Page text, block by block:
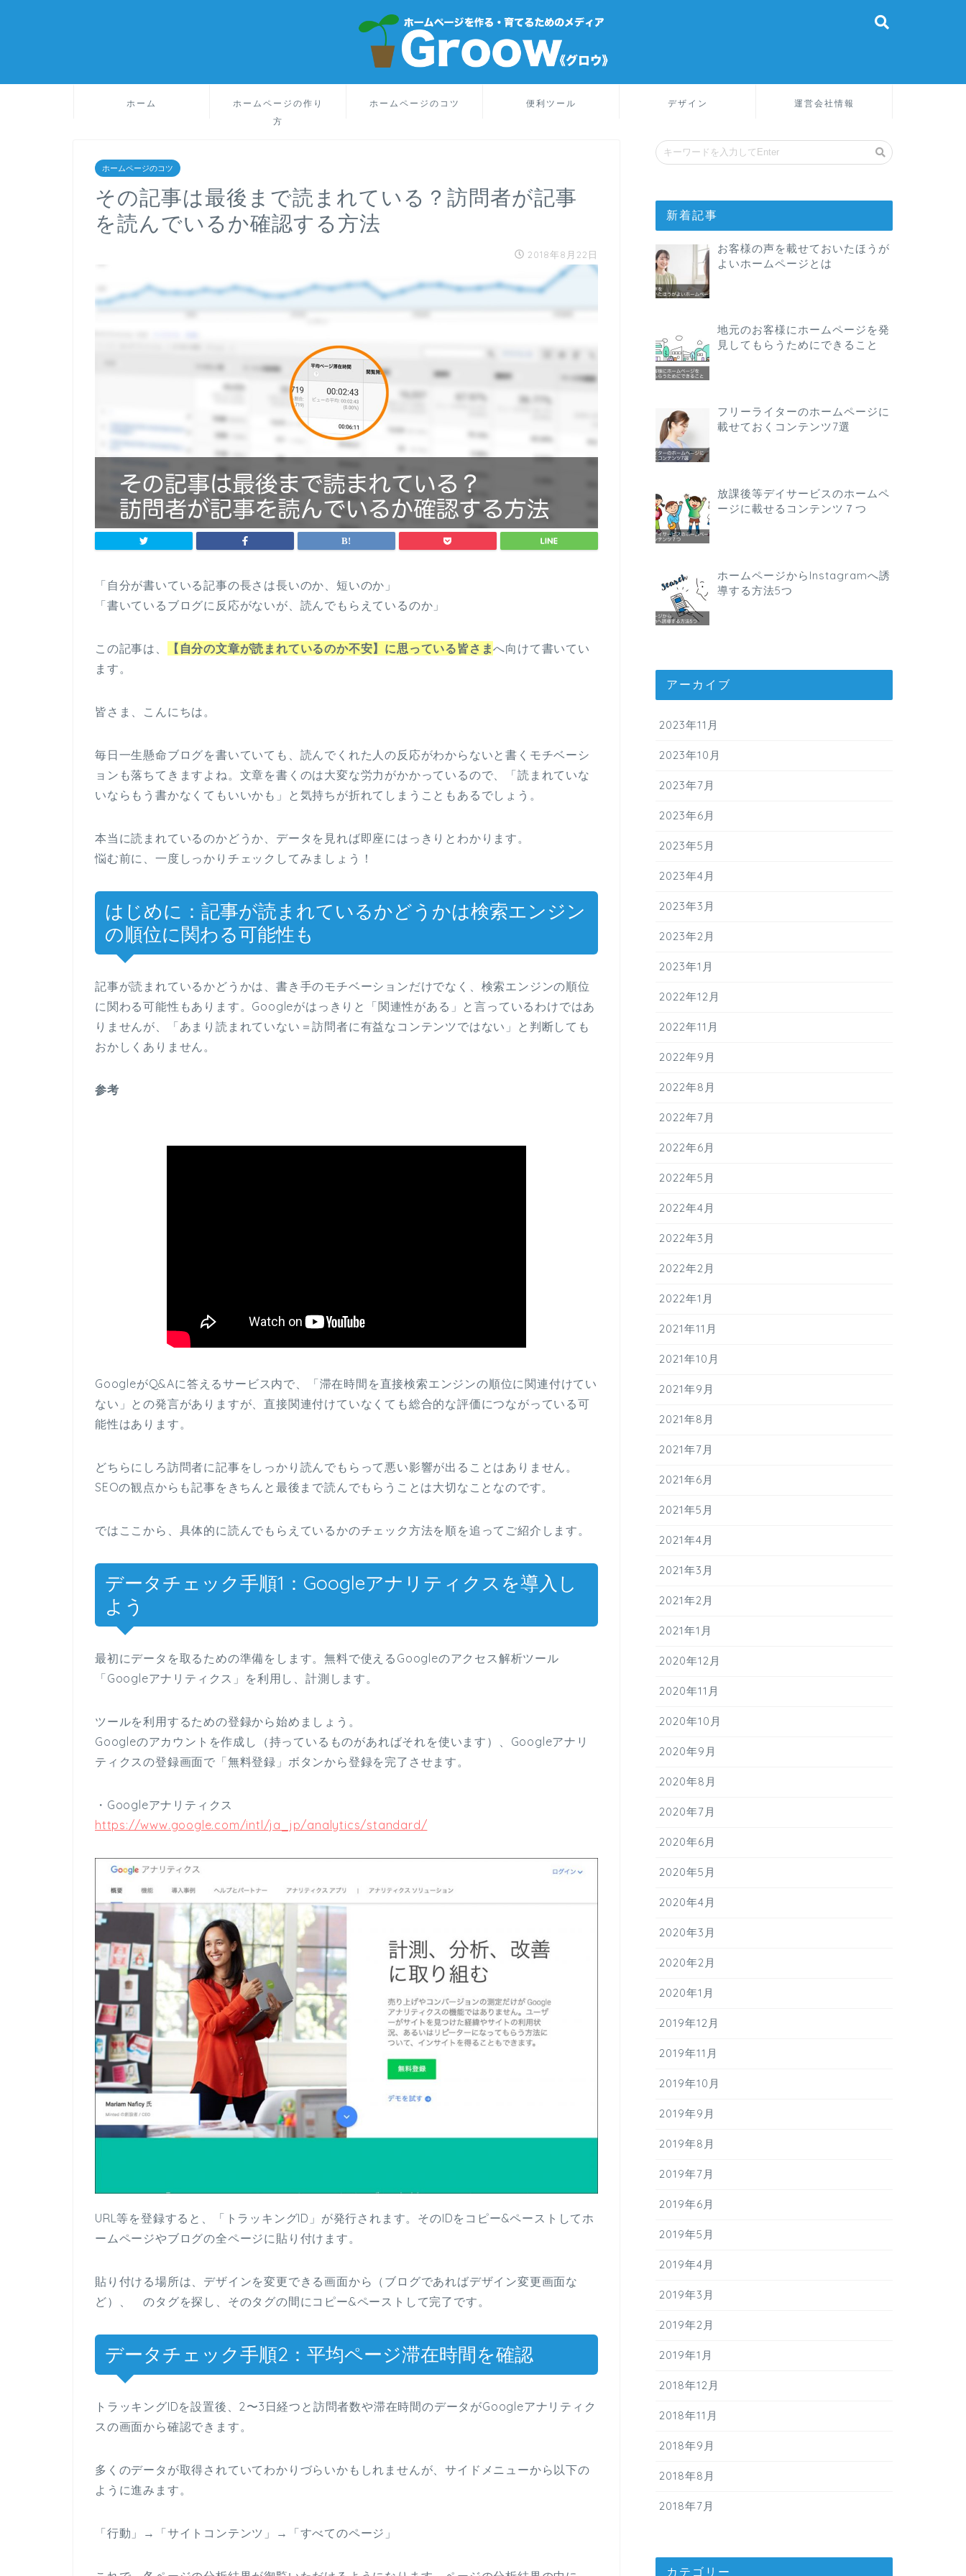
ホーム
ホームページの作り
方
ホームページのコツ 便利ツール デザイン 運営会社情報
ホームページのコツ
その記事は最後まで読まれている？訪問者が記事
を読んでいるか確認する方法
2018年8月22日
「自分が書いている記事の長さは長いのか、短いのか」
「書いているブログに反応がないが、読んでもらえているのか」
この記事は、 【自分の文章が読まれているのか不安】に思っている皆さまへ向けて書いてい
ます。
皆さま、こんにちは。
毎日一生懸命ブログを書いていても、読んでくれた人の反応がわからないと書くモチベーシ
ョンも落ちてきますよね。文章を書くのは大変な労力がかかっているので、「読まれていな
いならもう書かなくてもいいかも」と気持ちが折れてしまうこともあるでしょう。
本当に読まれているのかどうか、データを見れば即座にはっきりとわかります。
悩む前に、一度しっかりチェックしてみましょう！
はじめに：記事が読まれているかどうかは検索エンジン
の順位に関わる可能性も
記事が読まれているかどうかは、書き手のモチベーションだけでなく、検索エンジンの順位
に関わる可能性もあります。Googleがはっきりと「関連性がある」と言っているわけではあ
りませんが、「あまり読まれていない＝訪問者に有益なコンテンツではない」と判断しても
おかしくありません。
参考
GoogleがQ&Aに答えるサービス内で、「滞在時間を直接検索エンジンの順位に関連付けてい
ない」との発言がありますが、直接関連付けていなくても総合的な評価につながっている可
能性はあります。
どちらにしろ訪問者に記事をしっかり読んでもらって悪い影響が出ることはありません。
SEOの観点からも記事をきちんと最後まで読んでもらうことは大切なことなのです。
ではここから、具体的に読んでもらえているかのチェック方法を順を追ってご紹介します。
データチェック手順1：Googleアナリティクスを導入し
よう
最初にデータを取るための準備をします。無料で使えるGoogleのアクセス解析ツール
「Googleアナリティクス」を利用し、計測します。
ツールを利用するための登録から始めましょう。
Googleのアカウントを作成し（持っているものがあればそれを使います）、Googleアナリ
ティクスの登録画面で「無料登録」ボタンから登録を完了させます。
・Googleアナリティクス
https://www.google.com/intl/ja_jp/analytics/standard/
URL等を登録すると、「トラッキングID」が発行されます。そのIDをコピー&ペーストしてホ
ームページやブログの全ページに貼り付けます。
貼り付ける場所は、デザインを変更できる画面から（ブログであればデザイン変更画面な
ど）、 のタグを探し、そのタグの間にコピー&ペーストして完了です。
データチェック手順2：平均ページ滞在時間を確認
トラッキングIDを設置後、2〜3日経つと訪問者数や滞在時間のデータがGoogleアナリティク
スの画面から確認できます。
多くのデータが取得されていてわかりづらいかもしれませんが、サイドメニューから以下の
ように進みます。
「行動」→「サイトコンテンツ」→「すべてのページ」
新着記事
お客様の声を載せておいたほうが
よいホームページとは
地元のお客様にホームページを発
見してもらうためにできること
フリーライターのホームページに
載せておくコンテンツ7選
放課後等デイサービスのホームペ
ージに載せるコンテンツ７つ
ホームページからInstagramへ誘
導する方法5つ
アーカイブ
2023年11月
2023年10月
2023年7月
2023年6月
2023年5月
2023年4月
2023年3月
2023年2月
2023年1月
2022年12月
2022年11月
2022年9月
2022年8月
2022年7月
2022年6月
2022年5月
2022年4月
2022年3月
2022年2月
2022年1月
2021年11月
2021年10月
2021年9月
2021年8月
2021年7月
2021年6月
2021年5月
2021年4月
2021年3月
2021年2月
2021年1月
2020年12月
2020年11月
2020年10月
2020年9月
2020年8月
2020年7月
2020年6月
2020年5月
2020年4月
2020年3月
2020年2月
2020年1月
2019年12月
2019年11月
2019年10月
2019年9月
2019年8月
2019年7月
2019年6月
2019年5月
2019年4月
2019年3月
2019年2月
2019年1月
2018年12月
2018年11月
2018年9月
2018年8月
2018年7月
カテゴリー